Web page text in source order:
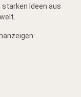
Ideen aus